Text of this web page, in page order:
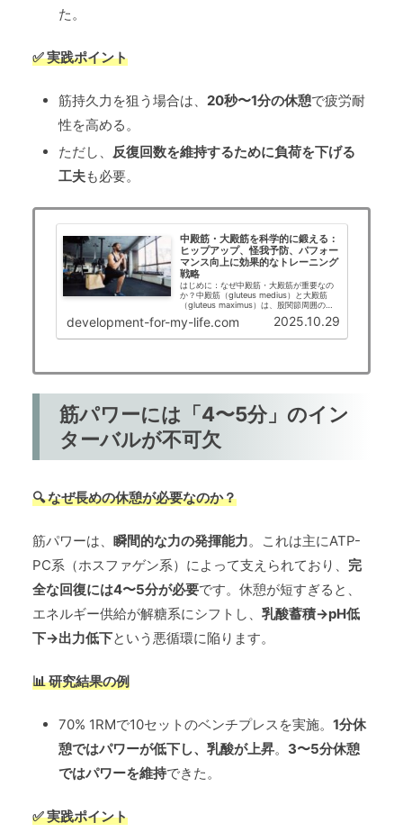
た。
✅ 実践ポイント
筋持久力を狙う場合は、 20秒〜1分の休憩で疲労耐
性を高める。
ただし、 反復回数を維持するために負荷を下げる
工夫も必要。
中殿筋・大殿筋を科学的に鍛える：
ヒップアップ、怪我予防、パフォー
マンス向上に効果的なトレーニング
戦略
はじめに：なぜ中殿筋・大殿筋が重要なの
か？中殿筋（gluteus medius）と大殿筋
（gluteus maximus）は、股関節周囲の主
要な筋群であり、日常動作からスポーツパ
フォーマンスまで幅広い機能に関与してい
development-for-my-life.com 2025.10.29
筋パワーには「4〜5分」のイン
ターバルが不可欠
🔍 なぜ長めの休憩が必要なのか？
筋パワーは、 瞬間的な力の発揮能力。これは主にATP-
PC系（ホスファゲン系）によって支えられており、 完
全な回復には4〜5分が必要です。休憩が短すぎると、
エネルギー供給が解糖系にシフトし、 乳酸蓄積→pH低
下→出力低下という悪循環に陥ります。
📊 研究結果の例
70% 1RMで10セットのベンチプレスを実施。 1分休
憩ではパワーが低下し、乳酸が上昇。 3〜5分休憩
ではパワーを維持できた。
✅ 実践ポイント